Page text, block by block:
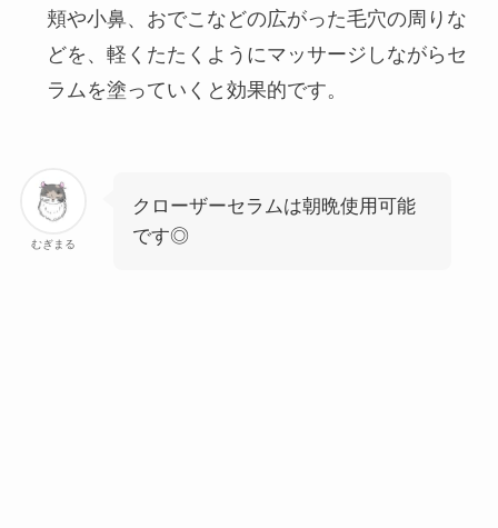
頬や小鼻、おでこなどの広がった毛穴の周りな
どを、軽くたたくようにマッサージしながらセ
ラムを塗っていくと効果的です。
むぎまる
クローザーセラムは朝晩使用可能
です◎